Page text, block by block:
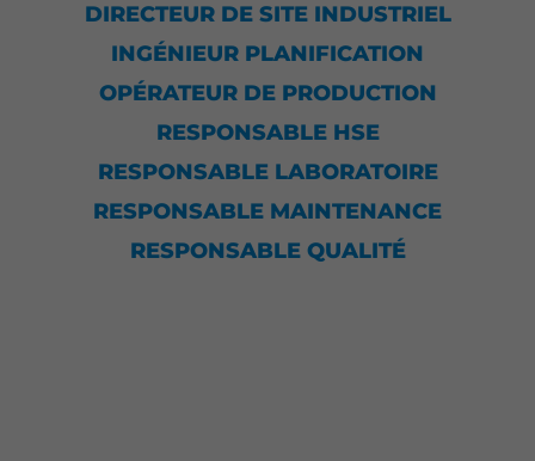
DIRECTEUR DE SITE INDUSTRIEL
INGÉNIEUR PLANIFICATION
OPÉRATEUR DE PRODUCTION
RESPONSABLE HSE
RESPONSABLE LABORATOIRE
RESPONSABLE MAINTENANCE
RESPONSABLE QUALITÉ